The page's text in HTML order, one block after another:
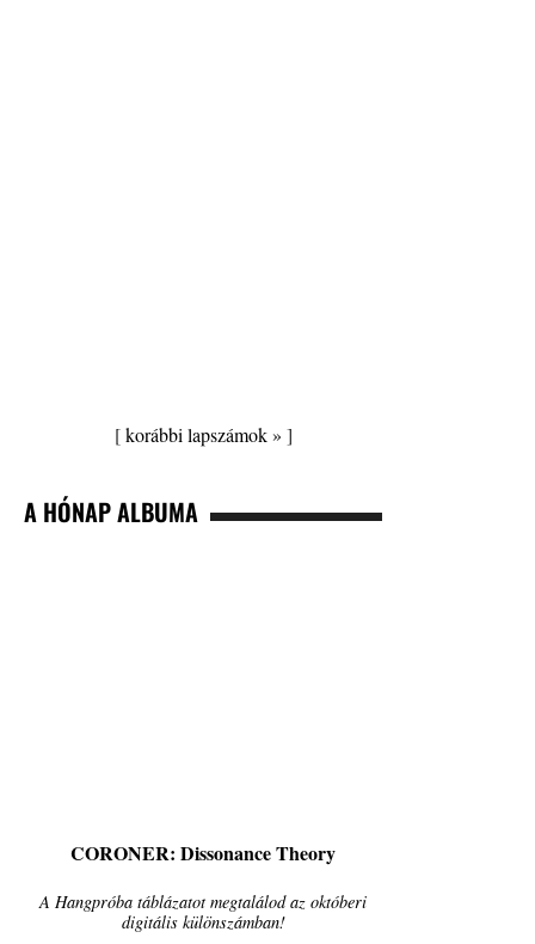
[korábbi lapszámok » ]
A HÓNAP ALBUMA
CORONER: Dissonance Theory
A Hangpróba táblázatot megtalálod az októberi
digitális különszámban!